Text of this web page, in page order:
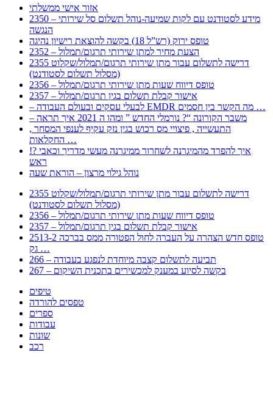
אזור אישי ממשלתי
2350 – מידע לסטודנט עם לקות שמיעה-נוהל תשלום סל שירותי
הנגשה
טופס ירוק (רש”ל 18) בקשה להוצאת רישיון נהיגה
2352 – הצעת מחיר למתן שירותי תרגום/תמלול
2355 דרישה לתשלום עבור מתן שירותי תרגום/תמלול/שקלוט
(מסלול תשלום לסטודנט)
2356 – טופס דיווח שעות מתן שירותי תרגום/תמלול
2357 – אישור קבלת תשלום בגין תרגום/תמלול
– לבעלי עסקים ובעולם העבודה EMDR מה הקשר בין חסמים …
– משבר הקורונה “? נורמלי החדש ” ומהו ה 2021 איך תראה
, התעשייה , פיצויי מס רכוש בגין נזק עקיף לענפי המסחר
החקלאות …
!? איך להפרד מהמיגרנה לשחרור ממיגרנה מעשי מדריך וכאבי
ראש
נוהל גילוי מרצון – הוראת שעה
2355 דרישה לתשלום עבור מתן שירותי תרגום/תמלול/שקלוט
(מסלול תשלום לסטודנט)
2356 – טופס דיווח שעות מתן שירותי תרגום/תמלול
2357 – אישור קבלת תשלום בגין תרגום/תמלול
2513-2 טופס חדש הצהרה על העברה לחול הפטורה ממס בברכה
גק …
266 – תביעה לתשלום קצבה מיוחדת לנפגע בעבודה
267 – בקשה לסיוע במענק למכשירים בתכנית השיקום
טיפים
טפסים להורדה
ספרים
עבודות
שונות
רכב